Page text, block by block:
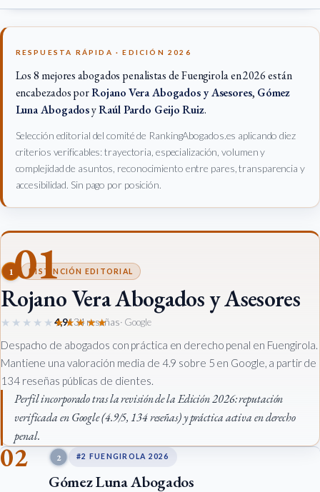
RESPUESTA RÁPIDA · EDICIÓN 2026
Los 8 mejores abogados penalistas de Fuengirola en 2026 están
encabezados porRojano Vera Abogados y Asesores, Gómez
Luna AbogadosyRaúl Pardo Geijo Ruiz.
Selección editorial del comité de RankingAbogados.es aplicando diez
criterios verificables: trayectoria, especialización, volumen y
complejidad de asuntos, reconocimiento entre pares, transparencia y
accesibilidad. Sin pago por posición.
01
1 DISTINCIÓN EDITORIAL
Rojano Vera Abogados y Asesores
★★★★★★★★★★
4,9134 reseñas· Google
Despacho de abogados con práctica en derecho penal en Fuengirola.
Mantiene una valoración media de 4.9 sobre 5 en Google, a partir de
134 reseñas públicas de clientes.
Perfil incorporado tras la revisión de la Edición 2026: reputación
verificada en Google (4.9/5, 134 reseñas) y práctica activa en derecho
penal.
02 2 #2 FUENGIROLA 2026
Gómez Luna Abogados